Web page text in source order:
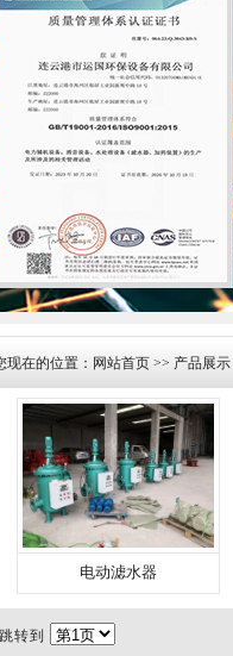
现在的位置： 网站首页 >> 产品展示
电动滤水器
转到